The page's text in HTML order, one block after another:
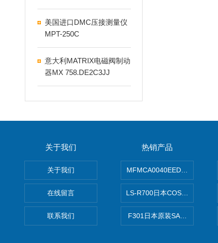
S-NP5
美国进口DMC压接测量仪
MPT-250C
意大利MATRIX电磁阀制动
器MX 758.DE2C3JJ
关于我们
关于我们
在线留言
联系我们
热销产品
MFMCA0040EED-H日本
LS-R700日本COSMO科斯莫
F301日本原装SANAI三爱旋